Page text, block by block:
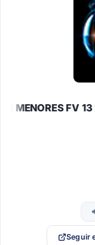
MENORES FV
Seguir